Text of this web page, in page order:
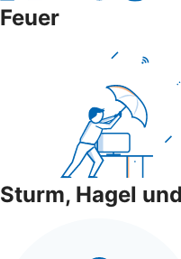
Feuer
Sturm, Hagel